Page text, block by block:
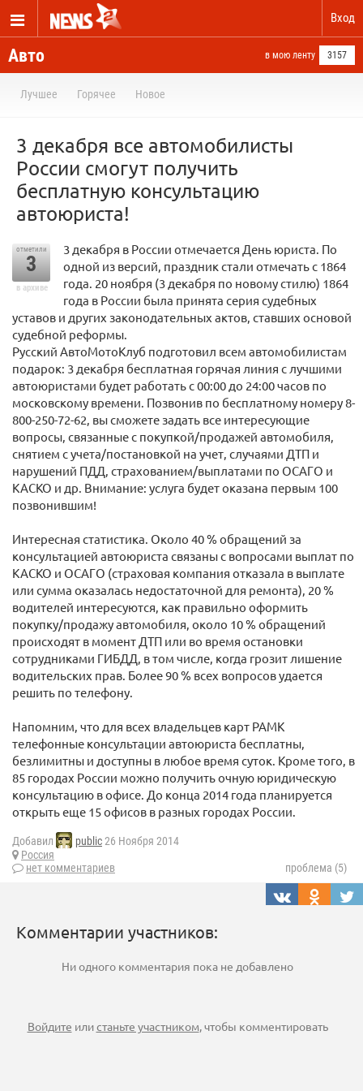
Вход
Авто в мою ленту 3157
Лучшее Горячее Новое
3 декабря все автомобилисты
России смогут получить
бесплатную консультацию
автоюриста!
отметили
3
в архиве
3 декабря в России отмечается День юриста. По
одной из версий, праздник стали отмечать с 1864
года. 20 ноября (3 декабря по новому стилю) 1864
года в России была принята серия судебных
уставов и других законодательных актов, ставших основой
судебной реформы.
Русский АвтоМотоКлуб подготовил всем автомобилистам
подарок: 3 декабря бесплатная горячая линия с лучшими
автоюристами будет работать с 00:00 до 24:00 часов по
московскому времени. Позвонив по бесплатному номеру 8-
800-250-72-62, вы сможете задать все интересующие
вопросы, связанные с покупкой/продажей автомобиля,
снятием с учета/постановкой на учет, случаями ДТП и
нарушений ПДД, страхованием/выплатами по ОСАГО и
КАСКО и др. Внимание: услуга будет оказана первым 100
позвонившим!
Интересная статистика. Около 40 % обращений за
консультацией автоюриста связаны с вопросами выплат по
КАСКО и ОСАГО (страховая компания отказала в выплате
или сумма оказалась недостаточной для ремонта), 20 %
водителей интересуются, как правильно оформить
покупку/продажу автомобиля, около 10 % обращений
происходят в момент ДТП или во время остановки
сотрудниками ГИБДД, в том числе, когда грозит лишение
водительских прав. Более 90 % всех вопросов удается
решить по телефону.
Напомним, что для всех владельцев карт РАМК
телефонные консультации автоюриста бесплатны,
безлимитны и доступны в любое время суток. Кроме того, в
85 городах России можно получить очную юридическую
консультацию в офисе. До конца 2014 года планируется
открыть еще 15 офисов в разных городах России.
Добавил public26 Ноября 2014
Россия
нет комментариев
проблема (5)
Комментарии участников:
Ни одного комментария пока не добавлено
Войдите илистаньте участником, чтобы комментировать